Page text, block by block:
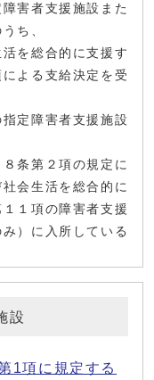
害者支援施設また
ち、
を総合的に支援す
よる支給決定を受
指定障害者支援施設
条第２項の規定に
会生活を総合的に
１項の障害者支援
）に入所している
設
1項に規定する